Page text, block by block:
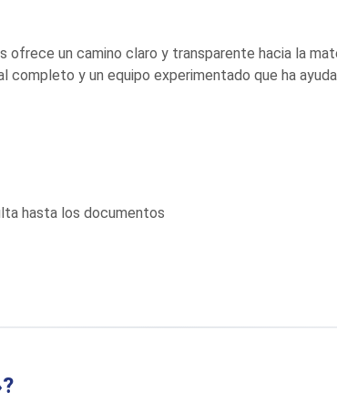
ofrece un camino claro y transparente hacia la
y un equipo experimentado que ha
hasta los documentos